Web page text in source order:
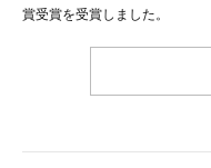
賞受賞を受賞しました。